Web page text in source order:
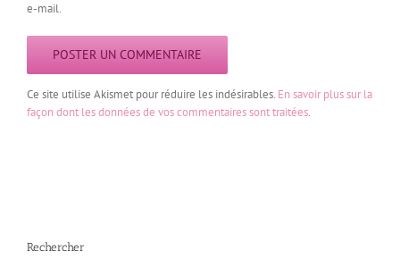
e-mail.
Ce site utilise Akismet pour réduire les indésirables. En savoir plus sur la
façon dont les données de vos commentaires sont traitées.
Rechercher